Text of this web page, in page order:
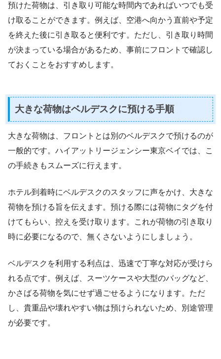
預けた荷物は、引き取り可能な時間内であればいつでも受
け取ることができます。例えば、空港へ向かう直前や予定
を終えた後に引き取ると便利です。ただし、引き取り時間
が決まっている場合があるため、事前にフロントで確認し
ておくことをおすすめします。
大きな荷物はベルデスクに預ける手順
大きな荷物は、フロントとは別のベルデスクで預けるのが
一般的です。ハイアットリージェンシー東京ベイでは、こ
の手続きもスムーズに行えます。
ホテル到着時にベルデスクのスタッフに声をかけ、大きな
荷物を預ける旨を伝えます。預ける際には荷物にタグを付
けてもらい、控えを受け取ります。これが荷物の引き取り
時に必要になるので、無くさないようにしましょう。
ベルデスクを利用する利点は、迅速で丁寧な対応が受けら
れる点です。例えば、スーツケースや大型のバッグなど、
かさばる荷物を気にせず過ごせるようになります。ただ
し、貴重品や壊れやすい物は預けられないため、別途管理
が必要です。